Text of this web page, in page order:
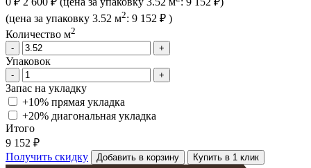
(цена за упаковку 3.52 м2: 9 152 ₽ )
Количество м2
-
+
Упаковок
- +
Запас на укладку
+10% прямая укладка
+20% диагональная укладка
Итого
9 152 ₽
Получить скидку
Добавить в корзину Купить в 1 клик